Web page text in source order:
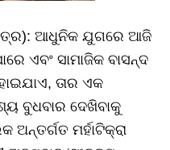
ଆଧୁନିକ ଯୁଗରେ ଆଜି
ଏବଂ ସାମାଜିକ ବାସନ୍ଦ
ତାର ଏକ
ବୁଧବାର ଦେଖିବାକୁ
ମର୍ହାଟିକ୍ରା